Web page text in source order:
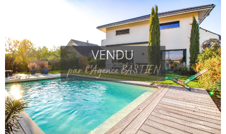
voir le
bien